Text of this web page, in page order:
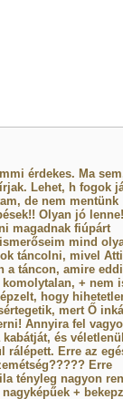
érdekes. Ma
Lehet, h fogok
de nem mentünk
Olyan jó lenne!
magadnak fiúpárt
mind
táncolni, mivel
a táncon, amire
+ nem
hogy
mert Ő
Annyira fel
és véletlenül
rálépett. Erre az
Erre
tényleg nagyon
+